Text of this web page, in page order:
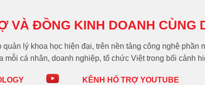
VÀ ĐỒNG KINH DOANH CÙNG
lý khoa học hiện đại, trên nền tảng công nghệ phần
cá nhân, doanh nghiệp, tổ chức Việt trong bối cảnh
KÊNH HỔ TRỢ YOUTUBE